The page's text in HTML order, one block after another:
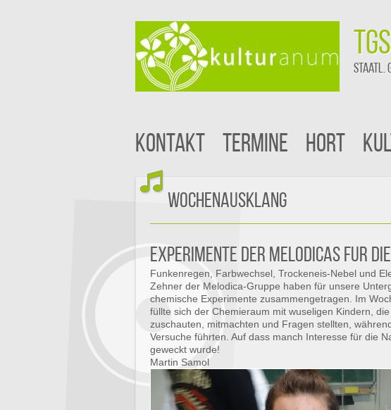
staatl.
Kontakt Termine Hort
Wochenausklang
Experimente der Melodicas für
Funkenregen, Farbwechsel, Trockeneis-Nebel und
Zehner der Melodica-Gruppe haben für unsere
chemische Experimente zusammengetragen. Im
füllte sich der Chemieraum mit wuseligen Kindern,
zuschauten, mitmachten und Fragen stellten,
Versuche führten. Auf dass manch Interesse für die
geweckt wurde!
Martin Samol